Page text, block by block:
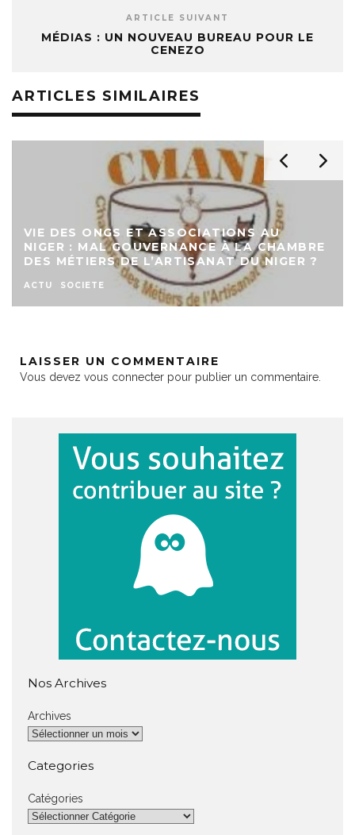
ARTICLE SUIVANT
MÉDIAS : UN NOUVEAU BUREAU POUR LE
CENEZO
ARTICLES SIMILAIRES
VIE DES ONGS ET ASSOCIATIONS AU
NIGER : MAL GOUVERNANCE À LA CHAMBRE
DES MÉTIERS DE L’ARTISANAT DU NIGER ?
ACTU SOCIETE
LAISSER UN COMMENTAIRE
Vous devez vous connecter pour publier un commentaire.
Nos Archives
Archives
Categories
Catégories